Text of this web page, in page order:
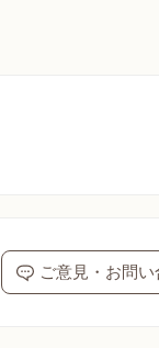
ご意見・お問